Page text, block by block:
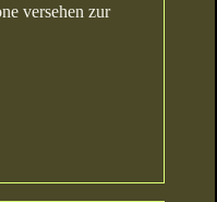
versehen zur